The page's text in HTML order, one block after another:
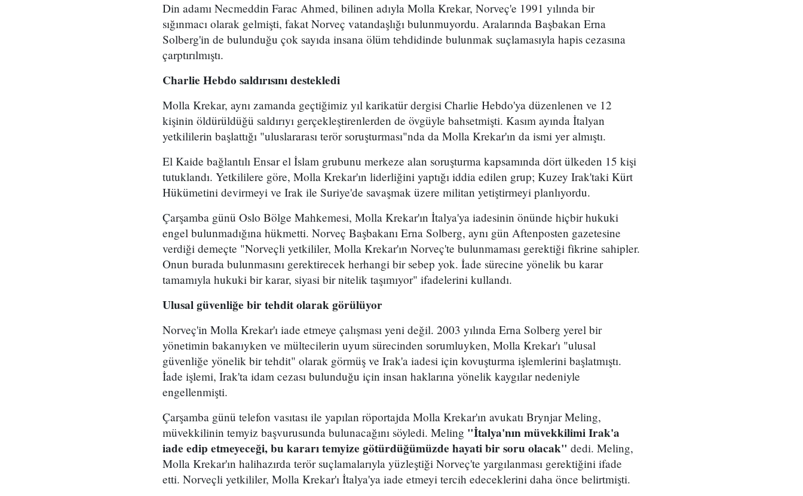
Din adamı Necmeddin Farac Ahmed, bilinen adıyla Molla Krekar, Norveç'e 1991 yılında bir
sığınmacı olarak gelmişti, fakat Norveç vatandaşlığı bulunmuyordu. Aralarında Başbakan Erna
Solberg'in de bulunduğu çok sayıda insana ölüm tehdidinde bulunmak suçlamasıyla hapis cezasına
çarptırılmıştı.
Charlie Hebdo saldırısını destekledi
Molla Krekar, aynı zamanda geçtiğimiz yıl karikatür dergisi Charlie Hebdo'ya düzenlenen ve 12
kişinin öldürüldüğü saldırıyı gerçekleştirenlerden de övgüyle bahsetmişti. Kasım ayında İtalyan
yetkililerin başlattığı "uluslararası terör soruşturması"nda da Molla Krekar'ın da ismi yer almıştı.
El Kaide bağlantılı Ensar el İslam grubunu merkeze alan soruşturma kapsamında dört ülkeden 15 kişi
tutuklandı. Yetkililere göre, Molla Krekar'ın liderliğini yaptığı iddia edilen grup; Kuzey Irak'taki Kürt
Hükümetini devirmeyi ve Irak ile Suriye'de savaşmak üzere militan yetiştirmeyi planlıyordu.
Çarşamba günü Oslo Bölge Mahkemesi, Molla Krekar'ın İtalya'ya iadesinin önünde hiçbir hukuki
engel bulunmadığına hükmetti. Norveç Başbakanı Erna Solberg, aynı gün Aftenposten gazetesine
verdiği demeçte "Norveçli yetkililer, Molla Krekar'ın Norveç'te bulunmaması gerektiği fikrine sahipler.
Onun burada bulunmasını gerektirecek herhangi bir sebep yok. İade sürecine yönelik bu karar
tamamıyla hukuki bir karar, siyasi bir nitelik taşımıyor" ifadelerini kullandı.
Ulusal güvenliğe bir tehdit olarak görülüyor
Norveç'in Molla Krekar'ı iade etmeye çalışması yeni değil. 2003 yılında Erna Solberg yerel bir
yönetimin bakanıyken ve mültecilerin uyum sürecinden sorumluyken, Molla Krekar'ı "ulusal
güvenliğe yönelik bir tehdit" olarak görmüş ve Irak'a iadesi için kovuşturma işlemlerini başlatmıştı.
İade işlemi, Irak'ta idam cezası bulunduğu için insan haklarına yönelik kaygılar nedeniyle
engellenmişti.
Çarşamba günü telefon vasıtası ile yapılan röportajda Molla Krekar'ın avukatı Brynjar Meling,
müvekkilinin temyiz başvurusunda bulunacağını söyledi. Meling "İtalya'nın müvekkilimi Irak'a
iade edip etmeyeceği, bu kararı temyize götürdüğümüzde hayati bir soru olacak" dedi. Meling,
Molla Krekar'ın halihazırda terör suçlamalarıyla yüzleştiği Norveç'te yargılanması gerektiğini ifade
etti. Norveçli yetkililer, Molla Krekar'ı İtalya'ya iade etmeyi tercih edeceklerini daha önce belirtmişti.